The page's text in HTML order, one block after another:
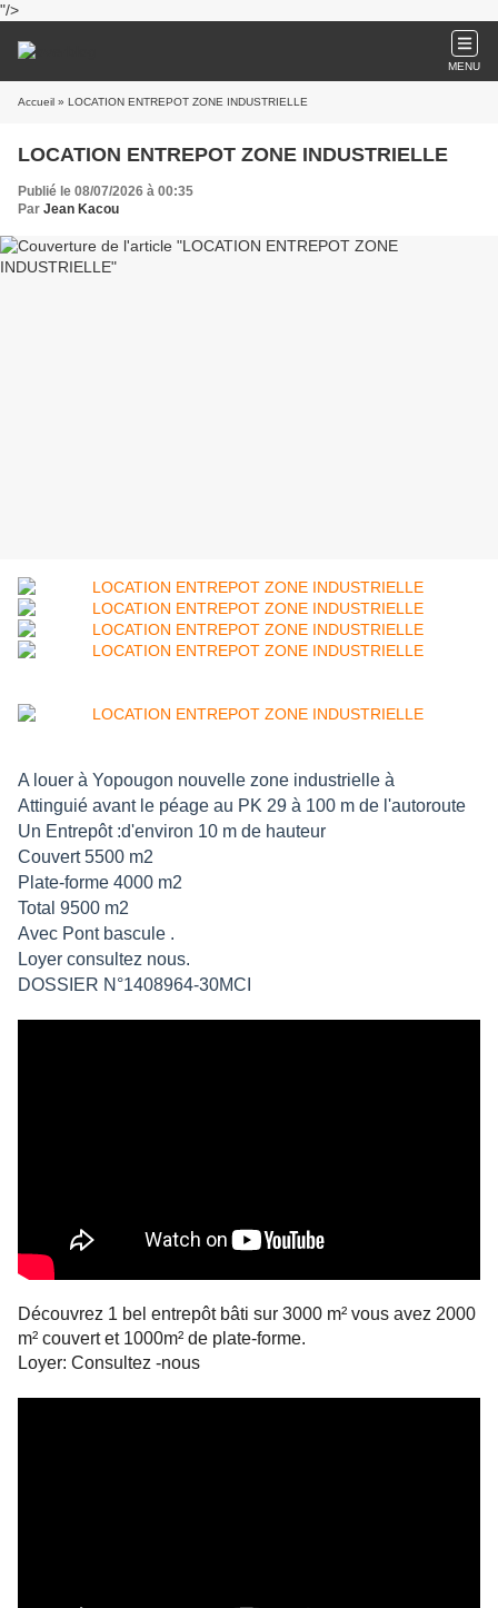
"/>
MENU
Accueil » LOCATION ENTREPOT ZONE INDUSTRIELLE
LOCATION ENTREPOT ZONE INDUSTRIELLE
Publié le 08/07/2026 à 00:35
Par Jean Kacou
A louer à Yopougon nouvelle zone industrielle à
Attinguié avant le péage au PK 29 à 100 m de l'autoroute
Un Entrepôt :d'environ 10 m de hauteur
Couvert 5500 m2
Plate-forme 4000 m2
Total 9500 m2
Avec Pont bascule .
Loyer consultez nous.
DOSSIER N°1408964-30MCI
Découvrez 1 bel entrepôt bâti sur 3000 m² vous avez 2000
m² couvert et 1000m² de plate-forme.
︎Loyer: Consultez -nous